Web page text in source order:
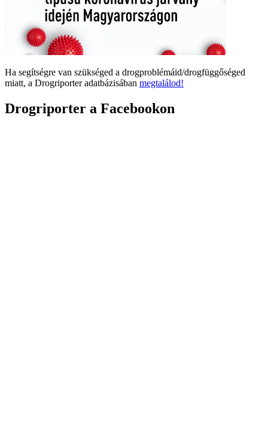
Ha segítségre van szükséged a drogproblémáid/drogfüggőséged
miatt, a Drogriporter adatbázisában megtalálod!
Drogriporter a Facebookon